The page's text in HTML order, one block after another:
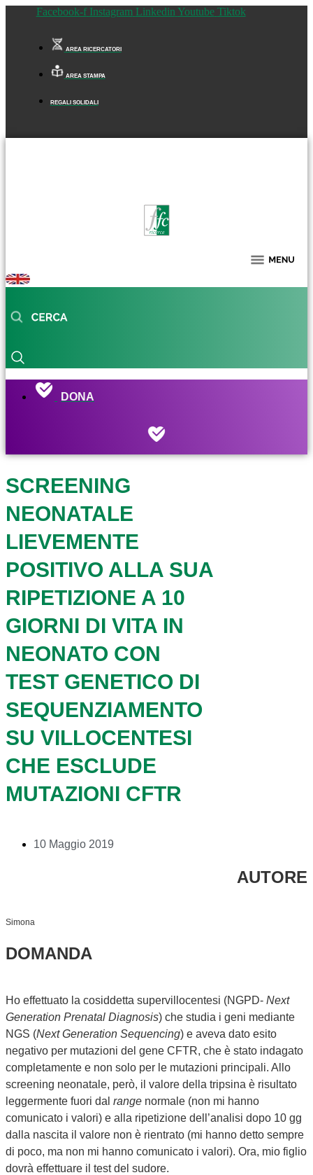
Facebook-f Instagram Linkedin Youtube Tiktok
AREA RICERCATORI
AREA STAMPA
REGALI SOLIDALI
DONA
SCREENING
NEONATALE
LIEVEMENTE
POSITIVO ALLA SUA
RIPETIZIONE A 10
GIORNI DI VITA IN
NEONATO CON
TEST GENETICO DI
SEQUENZIAMENTO
SU VILLOCENTESI
CHE ESCLUDE
MUTAZIONI CFTR
10 Maggio 2019
AUTORE
Simona
DOMANDA
Ho effettuato la cosiddetta supervillocentesi (NGPD- Next
Generation Prenatal Diagnosis) che studia i geni mediante
NGS (Next Generation Sequencing) e aveva dato esito
negativo per mutazioni del gene CFTR, che è stato indagato
completamente e non solo per le mutazioni principali. Allo
screening neonatale, però, il valore della tripsina è risultato
leggermente fuori dal range normale (non mi hanno
comunicato i valori) e alla ripetizione dell’analisi dopo 10 gg
dalla nascita il valore non è rientrato (mi hanno detto sempre
di poco, ma non mi hanno comunicato i valori). Ora, mio figlio
dovrà effettuare il test del sudore.